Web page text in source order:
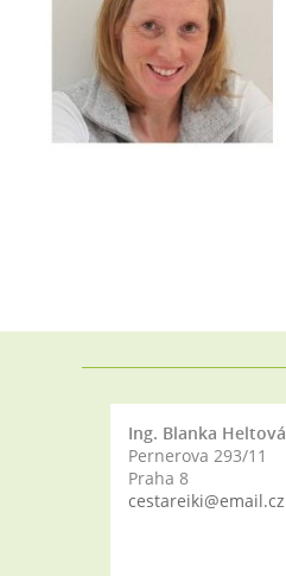
Ing. Blanka Heltová
Pernerova 293/11
Praha 8
cestareiki@email.cz